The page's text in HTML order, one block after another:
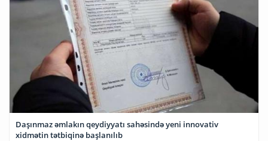
Daşınmaz əmlakın qeydiyyatı sahəsində yeni innovativ
xidmətin tətbiqinə başlanılıb